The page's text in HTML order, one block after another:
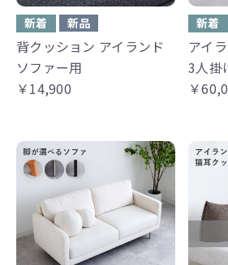
新着 新品
背クッション アイランド
ソファー用
￥14,900
新着
アイ
3人掛
￥